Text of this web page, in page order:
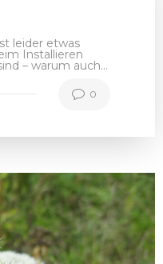
leider etwas
Installieren
– warum auch…
0